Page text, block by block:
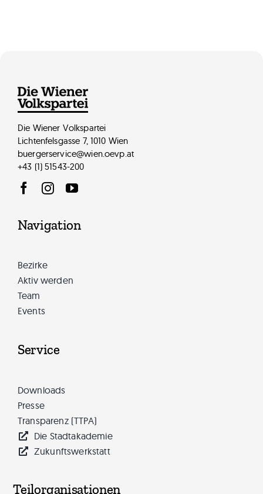
Michael Hyden, BA
Die Wiener Volkspartei
Lichtenfelsgasse 7, 1010 Wien
buergerservice@wien.oevp.at
+43 (1) 51543-200
Navigation
Bezirke
Aktiv werden
Team
Events
Service
Downloads
Presse
Transparenz (TTPA)
Die Stadtakademie
Zukunftswerkstatt
Teilorganisationen